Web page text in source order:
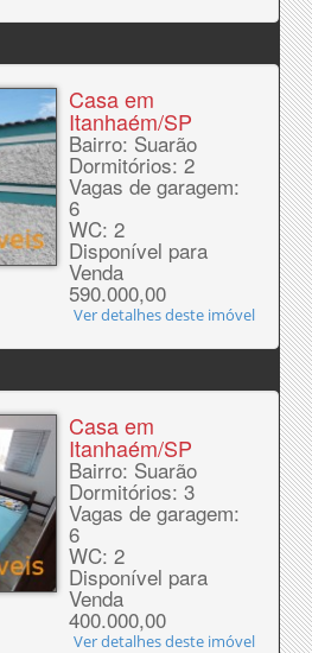
Casa em
Itanhaém/SP
Bairro: Suarão
Dormitórios: 2
Vagas de garagem:
6
WC: 2
Disponível para
Venda
590.000,00
Ver detalhes deste imóvel
Casa em
Itanhaém/SP
Bairro: Suarão
Dormitórios: 3
Vagas de garagem:
6
WC: 2
Disponível para
Venda
400.000,00
Ver detalhes deste imóvel